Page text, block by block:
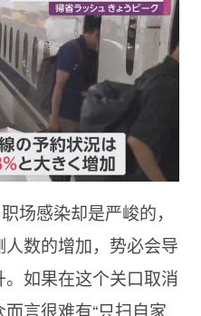
场感染却是严峻的，
数的增加，势必会导
如果在这个关口取消
言很难有“只扫自家